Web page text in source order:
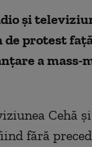
și
de protest
a mass-
Cehă
fără